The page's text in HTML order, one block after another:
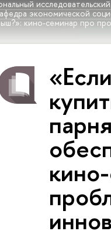
экономической
кино-семинар про